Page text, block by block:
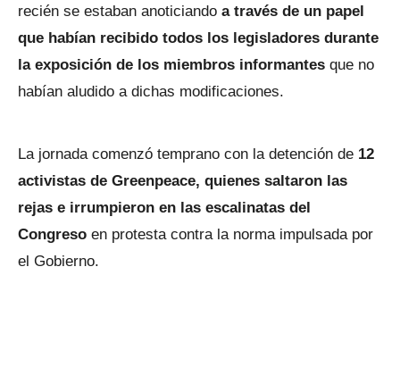
recién se estaban anoticiando a través de un papel
que habían recibido todos los legisladores durante
la exposición de los miembros informantes que no
habían aludido a dichas modificaciones.
La jornada comenzó temprano con la detención de 12
activistas de Greenpeace, quienes saltaron las
rejas e irrumpieron en las escalinatas del
Congreso en protesta contra la norma impulsada por
el Gobierno.